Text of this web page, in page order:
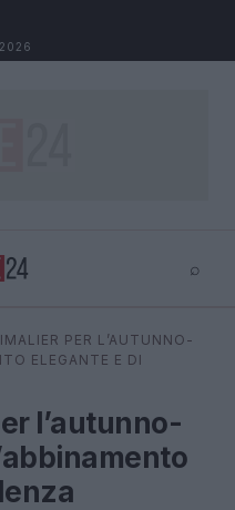
⌕
⌕ ×
PER L’AUTUNNO-
ELEGANTE E DI
l’autunno-